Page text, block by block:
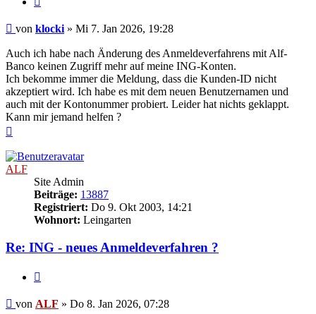
Beitrag
von klocki » Mi 7. Jan 2026, 19:28
Auch ich habe nach Änderung des Anmeldeverfahrens mit Alf-
Banco keinen Zugriff mehr auf meine ING-Konten.
Ich bekomme immer die Meldung, dass die Kunden-ID nicht
akzeptiert wird. Ich habe es mit dem neuen Benutzernamen und
auch mit der Kontonummer probiert. Leider hat nichts geklappt.
Kann mir jemand helfen ?
ALF
Site Admin
Beiträge: 13887
Registriert: Do 9. Okt 2003, 14:21
Wohnort: Leingarten
Re: ING - neues Anmeldeverfahren ?
Beitrag
von ALF » Do 8. Jan 2026, 07:28